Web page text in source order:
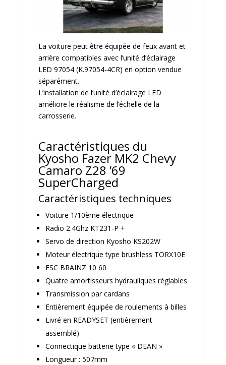
La voiture peut être équipée de feux avant et
arrière compatibles avec l’unité d’éclairage
LED 97054 (K.97054-4CR) en option vendue
séparément.
L’installation de l’unité d’éclairage LED
améliore le réalisme de l’échelle de la
carrosserie.
Caractéristiques du
Kyosho Fazer MK2 Chevy
Camaro Z28 ’69
SuperCharged
Caractéristiques techniques
Voiture 1/10ème électrique
Radio 2.4Ghz KT231-P +
Servo de direction Kyosho KS202W
Moteur électrique type brushless TORX10E
ESC BRAINZ 10 60
Quatre amortisseurs hydrauliques réglables
Transmission par cardans
Entièrement équipée de roulements à billes
Livré en READYSET (entièrement
assemblé)
Connectique batterie type « DEAN »
Longueur: 507mm